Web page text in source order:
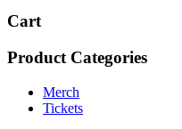
Cart
Product Categories
Merch
Tickets